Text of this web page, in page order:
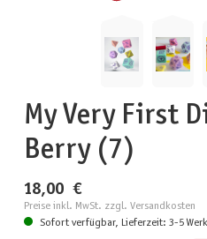
My Very First
Berry (7)
18,00 €
Preise inkl. MwSt. zzgl. Versandkosten
Sofort verfügbar, Lieferzeit: 3-5